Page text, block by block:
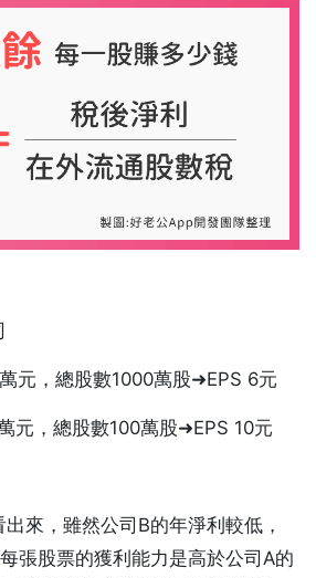
元，總股數1000萬股➜EPS 6元
元，總股數100萬股➜EPS 10元
來，雖然公司B的年淨利較低，
張股票的獲利能力是高於公司A的